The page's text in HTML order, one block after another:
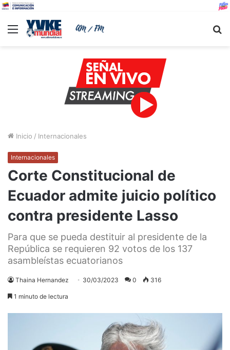
Menu
Inicio / Internacionales
Internacionales
Corte Constitucional de
Ecuador admite juicio político
contra presidente Lasso
Para que se pueda destituir al presidente de la
República se requieren 92 votos de los 137
asambleístas ecuatorianos
Thaina Hernandez 30/03/2023 0 316
1 minuto de lectura